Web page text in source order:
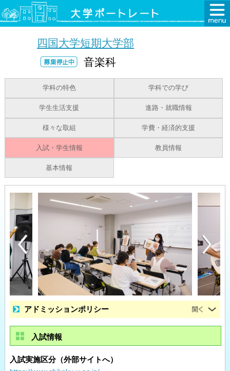
四国大学短期大学部
音楽科
学科の特色 学科での学び
学生生活支援 進路・就職情報
様々な取組 学費・経済的支援
入試・学生情報 教員情報
基本情報
アドミッションポリシー
入試情報
入試実施区分（外部サイトへ）